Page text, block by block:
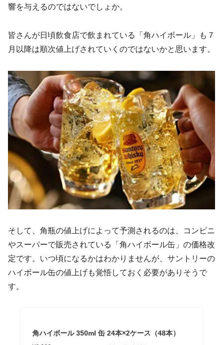
響を与えるのではないでしょか。
皆さんが日頃飲食店で飲まれている「角ハイボール」も７
月以降は順次値上げされていくのではないかと思います。
そして、角瓶の値上げによって予測されるのは、コンビニ
やスーパーで販売されている「角ハイボール缶」の価格改
定です。いつ頃になるかはわかりませんが、サントリーの
ハイボール缶の値上げも覚悟しておく必要がありそうで
す。
角ハイボール 350ml 缶 24本×2ケース（48本）